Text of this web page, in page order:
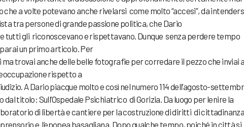
a volte potevano anche rivelarsi come molto “accesi”, da
tra persone di grande passione politica, che Dario
tutti gli riconoscevano e rispettavano. Dunque senza perdere tempo
un primo articolo. Per
ma trovai anche delle belle fotografie per corredare il pezzo che inviai a
rispetto a
A Dario piacque molto e così nel numero 114 dell’agosto-
dal titolo: Sull’Ospedale Psichiatrico di Gorizia. Da luogo per lenire la
di libertà e cantiere per la costruzione di diritti di
e l’epopea basagliana. Dopo qualche tempo, poiché in città